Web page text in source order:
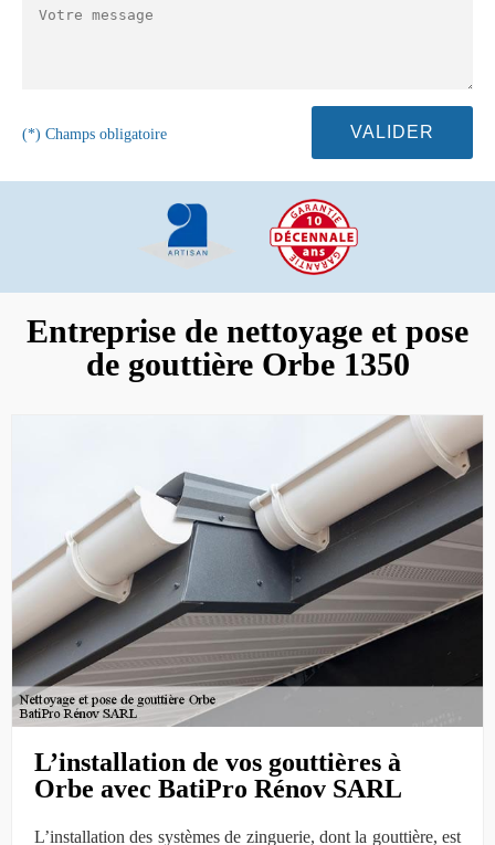
(*) Champs obligatoire
Entreprise de nettoyage et pose
de gouttière Orbe 1350
L’installation de vos gouttières à
Orbe avec BatiPro Rénov SARL
L’installation des systèmes de zinguerie, dont la gouttière, est